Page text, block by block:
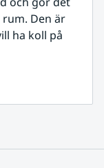
Den är
ha koll på